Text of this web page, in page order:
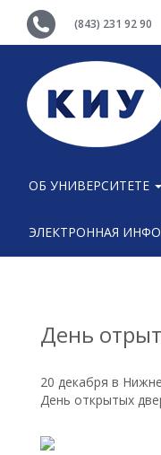
(843) 231 92 90
ОБ УНИВЕРСИТЕТЕ
ЭЛЕКТРОННАЯ
День
20 декабря в
День открытых